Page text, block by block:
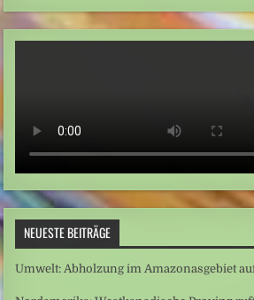
NEUESTE BEITRÄGE
Umwelt: Abholzung im Amazonasgebiet